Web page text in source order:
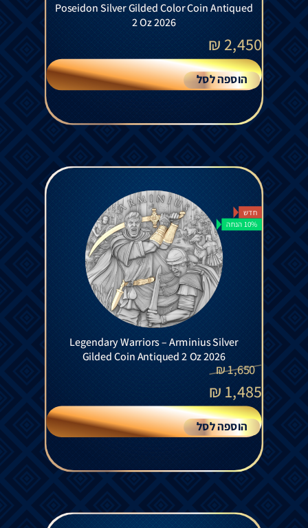
Poseidon Silver Gilded Color Coin Antiqued
2 Oz 2026
2,450
₪
הוספה לסל
חדש
10% הנחה
Legendary Warriors – Arminius Silver
Gilded Coin Antiqued 2 Oz 2026
1,650
₪
1,485
₪
הוספה לסל